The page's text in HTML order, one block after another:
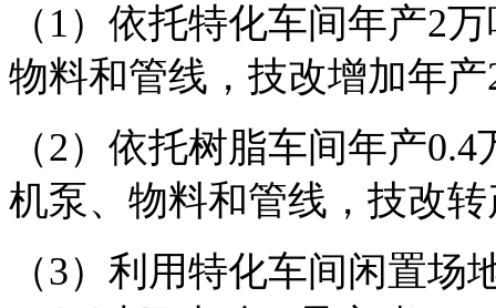
（1）依托特化车间年产2
物料和管线，技改增加年
（2）依托树脂车间年产
机泵、物料和管线，技改
（3）利用特化车间闲置